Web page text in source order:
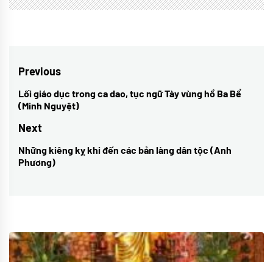
Điều
hướng
viết
Previous
Previous
post:
Lối giáo dục trong ca dao, tục ngữ Tày vùng hồ Ba Bể
(Minh Nguyệt)
Next
Next
post:
Những kiêng kỵ khi đến các bản làng dân tộc (Anh
Phương)